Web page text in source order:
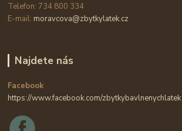
Telefon: 734 800 334
E-mail: moravcova@zbytkylatek.cz
Najdete nás
Facebook
https://www.facebook.com/zbytkybavlnenychlatek